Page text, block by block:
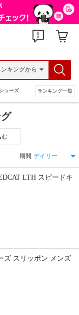
ューズ ランキング一覧
む
期間
LTH スピードキ
ズ スリッポン メンズ